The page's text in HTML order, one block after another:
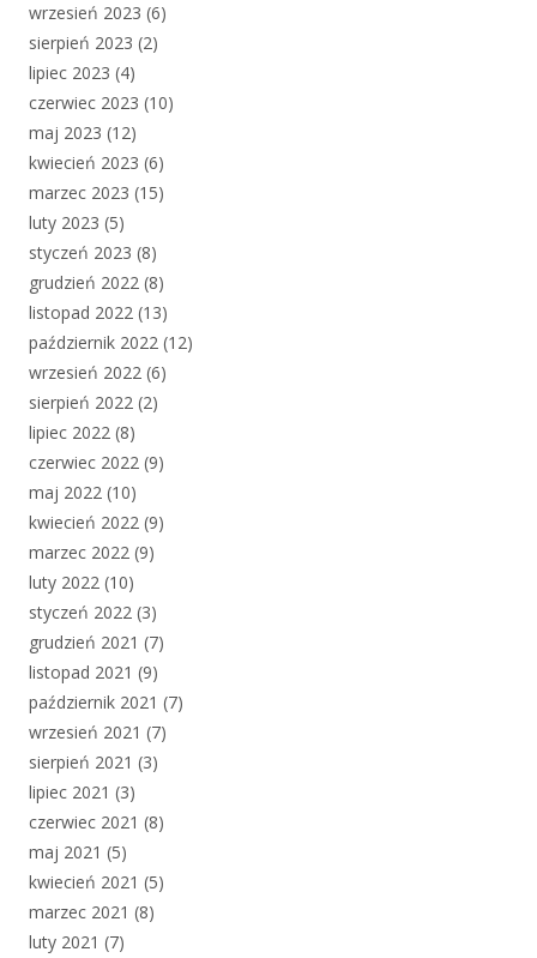
wrzesień 2023 (6)
sierpień 2023 (2)
lipiec 2023 (4)
czerwiec 2023 (10)
maj 2023 (12)
kwiecień 2023 (6)
marzec 2023 (15)
luty 2023 (5)
styczeń 2023 (8)
grudzień 2022 (8)
listopad 2022 (13)
październik 2022 (12)
wrzesień 2022 (6)
sierpień 2022 (2)
lipiec 2022 (8)
czerwiec 2022 (9)
maj 2022 (10)
kwiecień 2022 (9)
marzec 2022 (9)
luty 2022 (10)
styczeń 2022 (3)
grudzień 2021 (7)
listopad 2021 (9)
październik 2021 (7)
wrzesień 2021 (7)
sierpień 2021 (3)
lipiec 2021 (3)
czerwiec 2021 (8)
maj 2021 (5)
kwiecień 2021 (5)
marzec 2021 (8)
luty 2021 (7)